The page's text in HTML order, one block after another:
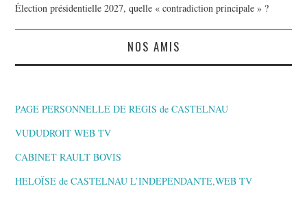
Élection présidentielle 2027, quelle « contradiction principale » ?
NOS AMIS
PAGE PERSONNELLE DE REGIS de CASTELNAU
VUDUDROIT WEB TV
CABINET RAULT BOVIS
HELOÏSE de CASTELNAU L’INDEPENDANTE,WEB TV